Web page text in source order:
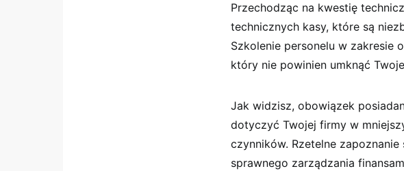
Przechodząc na kwestię
technicznych kasy, które są
Szkolenie personelu w zakresie
który nie powinien umknąć
Jak widzisz, obowiązek
dotyczyć Twojej firmy w
czynników. Rzetelne
sprawnego zarządzania